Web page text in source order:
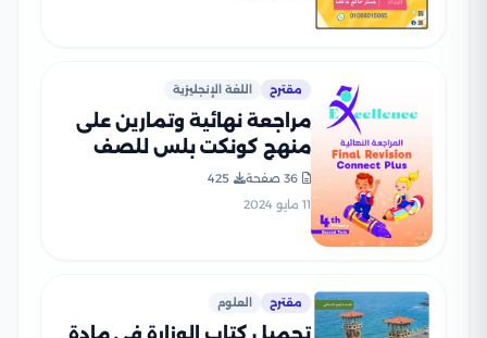
مقترح اللغة الإنجليزية
مراجعة نهائية وتمارين على
منهج كونكت بلس للصف
الرابع الابتدائي الفصل
الدراسي الثاني
36 صفحة
425
11 مايو 2024
مقترح العلوم